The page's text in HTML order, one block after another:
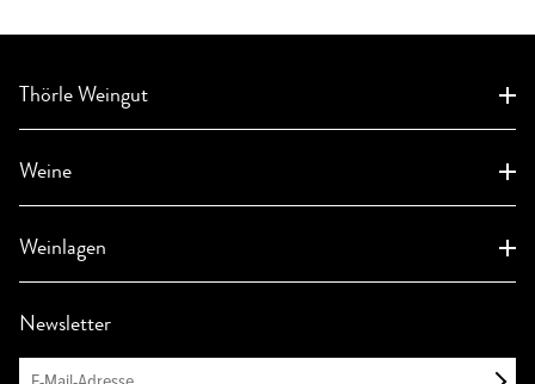
Thörle Weingut
Weingut
Geschichte
Auszeichnungen
Handwerk
Biologischer Anbau
Weine
Klassifikation
Gutsweine
Ortsweine
Réserveweine
Weinlagen
Schlossberg Saulheim
Probstey Saulheim
Newsletter